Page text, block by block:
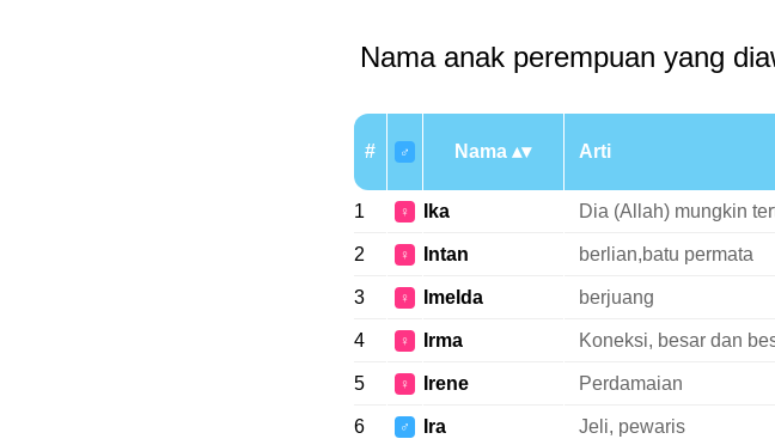
Nama anak perempuan yang
# ♂ Nama Arti
1 ♀ Ika Dia (Allah) mungkin
2 ♀ Intan berlian,batu permata
3 ♀ Imelda berjuang
4 ♀ Irma Koneksi, besar dan
5 ♀ Irene Perdamaian
6 ♂ Ira Jeli, pewaris